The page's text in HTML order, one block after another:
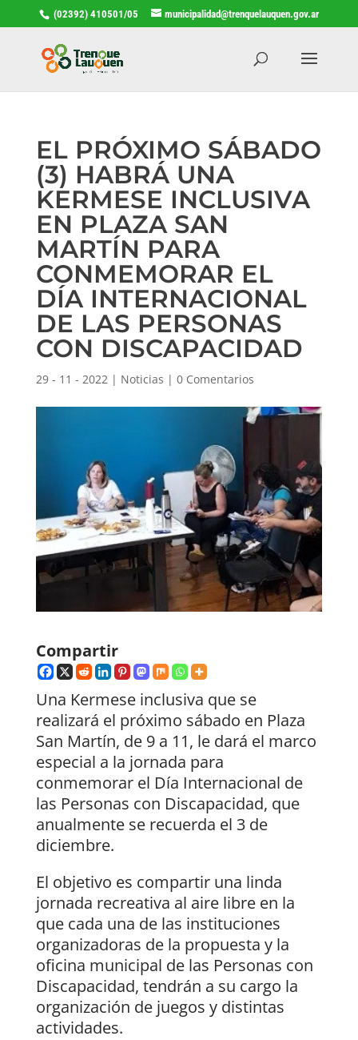
(02392) 410501/05 municipalidad@trenquelauquen.gov.ar
EL PRÓXIMO SÁBADO
(3) HABRÁ UNA
KERMESE INCLUSIVA
EN PLAZA SAN
MARTÍN PARA
CONMEMORAR EL
DÍA INTERNACIONAL
DE LAS PERSONAS
CON DISCAPACIDAD
29 - 11 - 2022 | Noticias | 0 Comentarios
Compartir
Una Kermese inclusiva que se
realizará el próximo sábado en Plaza
San Martín, de 9 a 11, le dará el marco
especial a la jornada para
conmemorar el Día Internacional de
las Personas con Discapacidad, que
anualmente se recuerda el 3 de
diciembre.
El objetivo es compartir una linda
jornada recreativa al aire libre en la
que cada una de las instituciones
organizadoras de la propuesta y la
oficina municipal de las Personas con
Discapacidad, tendrán a su cargo la
organización de juegos y distintas
actividades.